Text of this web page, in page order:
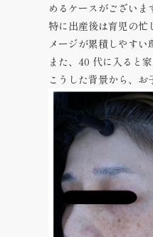
めるケースがございま
特に出産後は育児の忙
メージが累積しやすい
また、40 代に入ると
こうした背景から、 お